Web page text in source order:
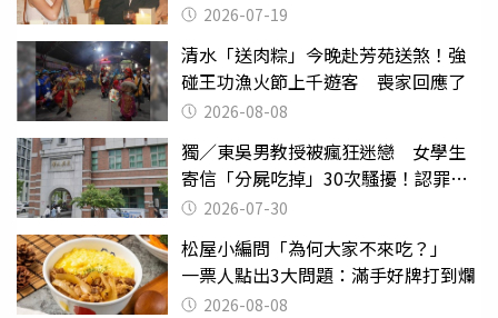
2026-07-19
清水「送肉粽」今晚赴芳苑送煞！強
碰王功漁火節上千遊客 喪家回應了
2026-08-08
獨／東吳男教授被瘋狂迷戀 女學生
寄信「分屍吃掉」30次騷擾！認罪免
關 2026-07-30
松屋小編問「為何大家不來吃？」
一票人點出3大問題：滿手好牌打到爛
2026-08-08